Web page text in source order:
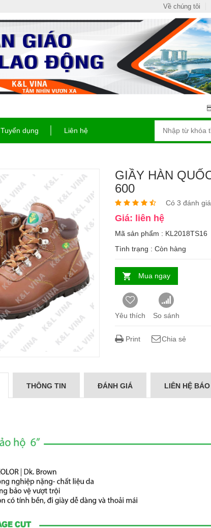
Về chúng tôi
Tuyển dụng Liên hệ
GIẦY HÀN
600
Có 3 đánh giá
Giá: liên hệ
Mã sản phẩm : KL2018TS16
Tình trạng : Còn hàng
Mua ngay
Yêu thích So sánh
Print Chia sẻ
THÔNG TIN ĐÁNH GIÁ LIÊN HỆ